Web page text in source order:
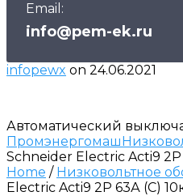
Email:
info@pem-ek.ru
infopewx on 24.06.2021
Автоматический
Промэнергомаш
Schneider Electric Acti9 2P
Home / Низковольтное
Electric Acti9 2P 63А (C)